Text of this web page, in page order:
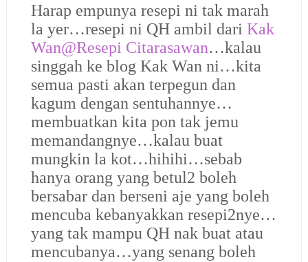
Harap empunya resepi ni tak marah
la yer…resepi ni QH ambil dari Kak
Wan@Resepi Citarasawan…kalau
singgah ke blog Kak Wan ni…kita
semua pasti akan terpegun dan
kagum dengan sentuhannye…
membuatkan kita pon tak jemu
memandangnye…kalau buat
mungkin la kot…hihihi…sebab
hanya orang yang betul2 boleh
bersabar dan berseni aje yang boleh
mencuba kebanyakkan resepi2nye…
yang tak mampu QH nak buat atau
mencubanya…yang senang boleh